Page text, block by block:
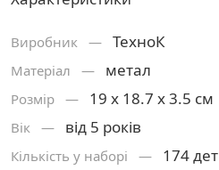
Виробник — ТехноК
Матерiал — метал
Розмiр — 19 х 18.7 х 3.5 см
Вік — від 5 років
Кількість у наборі — 174 дет